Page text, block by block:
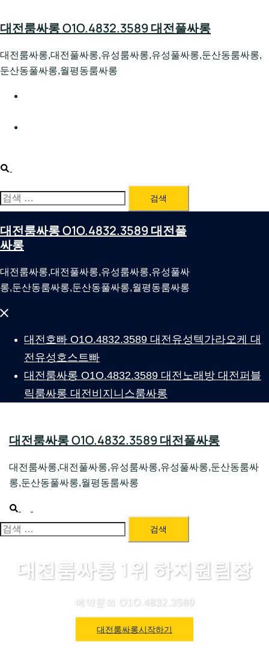
to
대전룸싸롱 O1O.4832.3589 대전풀싸롱
대전룸싸롱,대전풀싸롱,유성룸싸롱,유성풀싸롱,둔산동룸싸롱,
둔산동풀싸롱,월평동룸싸롱
Search
검
색:
대전룸싸롱 O1O.4832.3589 대전풀
싸롱
대전룸싸롱,대전풀싸롱,유성룸싸롱,유성풀싸
롱,둔산동룸싸롱,둔산동풀싸롱,월평동룸싸롱
Close
대전호빠 O1O.4832.3589 대전유성텍가라오케 대
전유성호스트빠
대전룸싸롱 O1O.4832.3589 대전노래방 대전퍼블
릭룸싸롱 대전비지니스룸싸롱
대전룸싸롱 O1O.4832.3589 대전풀싸롱
대전룸싸롱,대전풀싸롱,유성룸싸롱,유성풀싸롱,둔산동룸싸
롱,둔산동풀싸롱,월평동룸싸롱
Search
menu
검
대전룸싸롱 1위 하지원팀장
예약문의 O1O.4832.3589
대전룸싸롱시작하기